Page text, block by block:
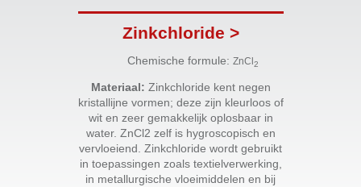
Zinkchloride >
Chemische formule: ZnCl2
Materiaal: Zinkchloride kent negen
kristallijne vormen; deze zijn kleurloos of
wit en zeer gemakkelijk oplosbaar in
water. ZnCl2 zelf is hygroscopisch en
vervloeiend. Zinkchloride wordt gebruikt
in toepassingen zoals textielverwerking,
in metallurgische vloeimiddelen en bij